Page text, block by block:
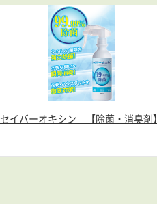
セイバーオキシン 【除菌・消臭剤】